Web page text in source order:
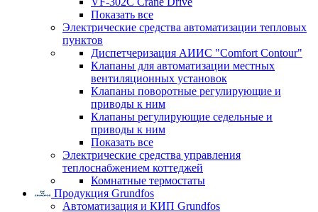
Показать все
Электрические средства автоматизации тепловых
пунктов
Диспетчеризация АИИС "Comfort Contour"
Клапаны для автоматизации местных
вентиляционных установок
Клапаны поворотные регулирующие и
приводы к ним
Клапаны регулирующие седельные и
приводы к ним
Показать все
Электрические средства управления
теплоснабжением коттеджей
Комнатные термостаты
Продукция Grundfos
Автоматизация и КИП Grundfos